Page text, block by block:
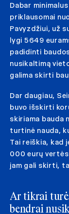
Dabar
priklausomai
Pavyzdžiui, už
lygi 5649
padidinti
nusikaltimą
galima skirti
Dar daugiau,
buvo išskirti
skiriama bauda
turtinė nauda,
Tai reiškia, kad
000 eurų
jam gali skirti,
Ar tikrai
bendrai